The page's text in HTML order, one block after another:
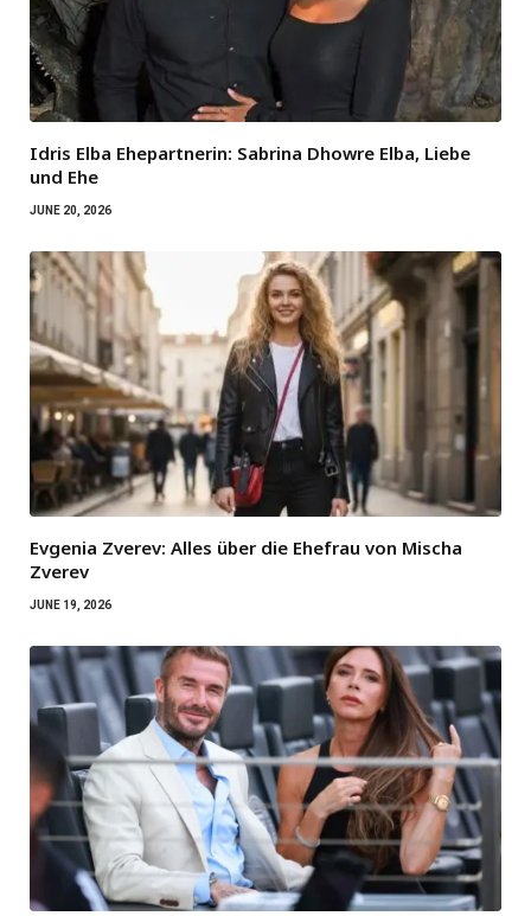
Idris Elba Ehepartnerin: Sabrina Dhowre Elba, Liebe
und Ehe
JUNE 20, 2026
Evgenia Zverev: Alles über die Ehefrau von Mischa
Zverev
JUNE 19, 2026